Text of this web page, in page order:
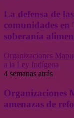
La defensa de
comunidades
soberanía
Organizaciones
a la Ley Indígena
4 semanas atrás
Organizaciones
amenazas de